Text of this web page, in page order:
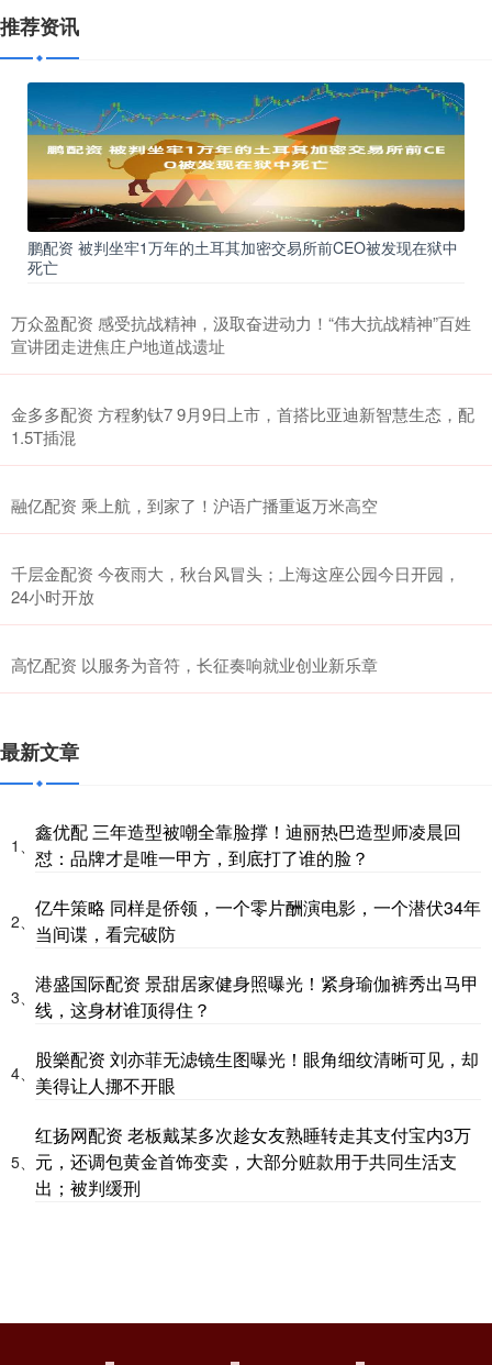
推荐资讯
鹏配资 被判坐牢1万年的土耳其加密交易所前CEO被发现在狱中
死亡
万众盈配资 感受抗战精神，汲取奋进动力！“伟大抗战精神”百姓
宣讲团走进焦庄户地道战遗址
金多多配资 方程豹钛7 9月9日上市，首搭比亚迪新智慧生态，配
1.5T插混
融亿配资 乘上航，到家了！沪语广播重返万米高空
千层金配资 今夜雨大，秋台风冒头；上海这座公园今日开园，
24小时开放
高忆配资 以服务为音符，长征奏响就业创业新乐章
最新文章
1、
鑫优配 三年造型被嘲全靠脸撑！迪丽热巴造型师凌晨回
怼：品牌才是唯一甲方，到底打了谁的脸？
2、
亿牛策略 同样是侨领，一个零片酬演电影，一个潜伏34年
当间谍，看完破防
3、
港盛国际配资 景甜居家健身照曝光！紧身瑜伽裤秀出马甲
线，这身材谁顶得住？
4、
股樂配资 刘亦菲无滤镜生图曝光！眼角细纹清晰可见，却
美得让人挪不开眼
5、
红扬网配资 老板戴某多次趁女友熟睡转走其支付宝内3万
元，还调包黄金首饰变卖，大部分赃款用于共同生活支
出；被判缓刑